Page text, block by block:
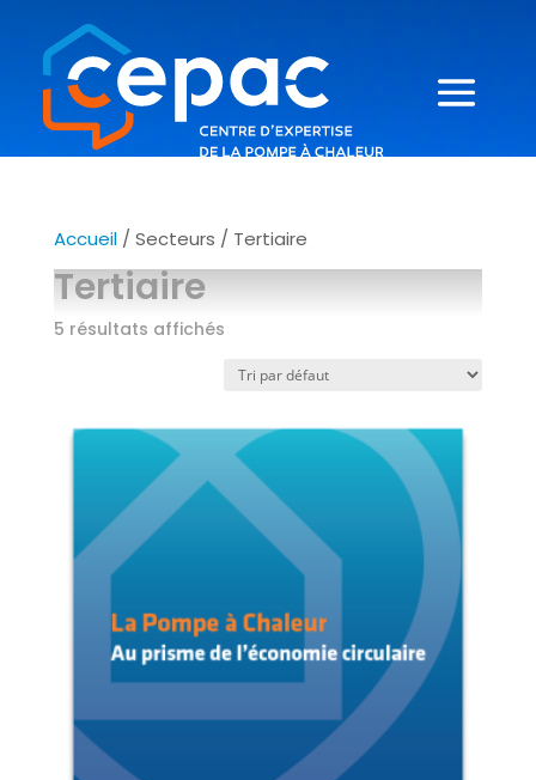
Accueil/ Secteurs / Tertiaire
Tertiaire
5 résultats affichés